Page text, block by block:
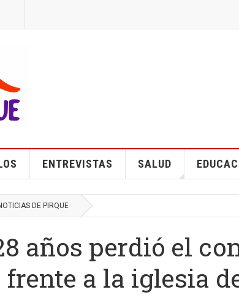
ENTREVISTAS SALUD
DE PIRQUE
años perdió el
a la iglesia